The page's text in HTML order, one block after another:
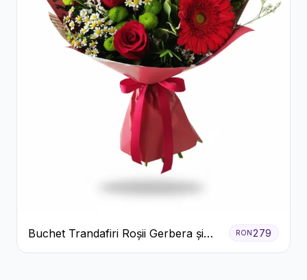
Buchet Trandafiri Roșii Gerbera și
Verdeață
RON 279